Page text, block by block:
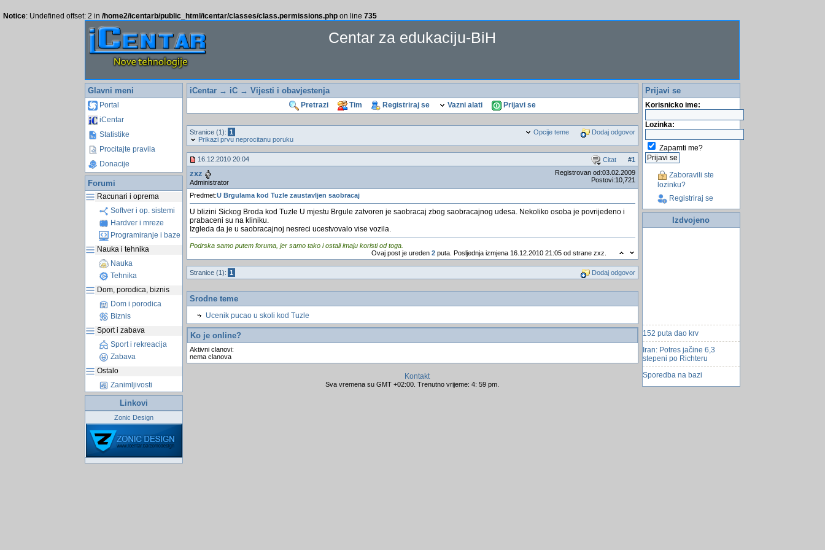
Notice: Undefined offset: 2 in /home2/icentarb/public_html/icentar/classes/class.permissions.php on line 735
Centar za edukaciju-BiH
Glavni meni
Portal
iCentar
Statistike
Procitajte pravila
Donacije
Forumi
Racunari i oprema
Softver i op. sistemi
Hardver i mreze
Programiranje i baze
Nauka i tehnika
Nauka
Tehnika
Dom, porodica, biznis
Dom i porodica
Biznis
Sport i zabava
Sport i rekreacija
Zabava
Ostalo
Zanimljivosti
Linkovi
Zonic Design
iCentar→ iC→ Vijesti i obavjestenja
Pretrazi Tim Registriraj se Vazni alati Prijavi se
Opcije teme Dodaj odgovor
Stranice (1): 1
Prikazi prvu neprocitanu poruku
Citat #1
16.12.2010 20:04
zxz
Administrator
Registrovan od:03.02.2009
Postovi:10,721
Predmet:U Brgulama kod Tuzle zaustavljen saobracaj
U blizini Sickog Broda kod Tuzle U mjestu Brgule zatvoren je saobracaj zbog saobracajnog udesa. Nekoliko osoba je povrijedeno i
prabaceni su na kliniku.
Izgleda da je u saobracajnoj nesreci ucestvovalo vise vozila.
Podrska samo putem foruma, jer samo tako i ostali imaju koristi od toga.
Ovaj post je ureden2 puta. Posljednja izmjena 16.12.2010 21:05 od strane zxz.
Dodaj odgovor
Stranice (1): 1
Srodne teme
Ucenik pucao u skoli kod Tuzle
Ko je online?
Aktivni clanovi:
nema clanova
Kontakt
Sva vremena su GMT +02:00. Trenutno vrijeme: 4: 59 pm.
Prijavi se
Korisnicko ime:
Lozinka:
Zapamti me?
Zaboravili ste
lozinku?
Registriraj se
Izdvojeno
152 puta dao krv
Iran: Potres jačine 6,3
stepeni po Richteru
Sporedba na bazi
Linkovi u vezi biznisa